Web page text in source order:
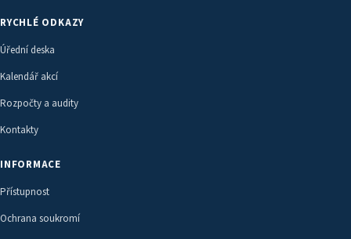
RYCHLÉ ODKAZY
Úřední deska
Kalendář akcí
Rozpočty a audity
Kontakty
INFORMACE
Přístupnost
Ochrana soukromí